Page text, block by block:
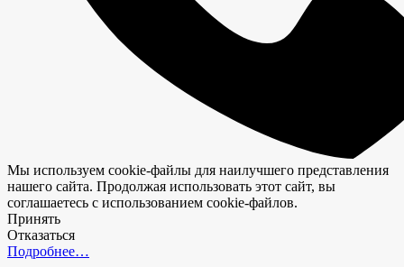
Мы используем cookie-файлы для наилучшего представления
нашего сайта. Продолжая использовать этот сайт, вы
соглашаетесь с использованием cookie-файлов.
Принять
Отказаться
Подробнее…